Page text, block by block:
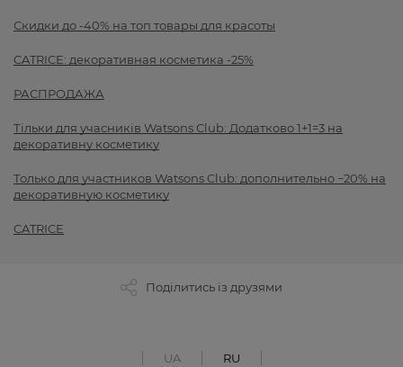
Скидки до -40% на топ товары для красоты
CATRICE: декоративная косметика -25%
РАСПРОДАЖА
Тільки для учасників Watsons Club: Додатково 1+1=3 на
декоративну косметику
Только для участников Watsons Club: дополнительно −20% на
декоративную косметику
CATRICE
Поділитись із друзями
UA RU